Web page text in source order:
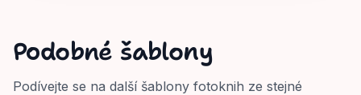
Podobné šablony
Podívejte se na další šablony fotoknih ze stejné